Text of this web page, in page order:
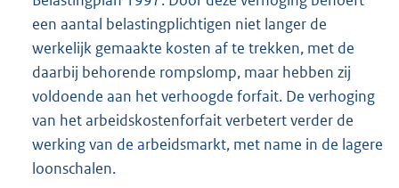
een aantal belastingplichtigen niet langer de
werkelijk gemaakte kosten af te trekken, met de
daarbij behorende rompslomp, maar hebben zij
voldoende aan het verhoogde forfait. De verhoging
van het arbeidskostenforfait verbetert verder de
werking van de arbeidsmarkt, met name in de lagere
loonschalen.